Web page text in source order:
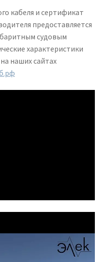
кабеля и сертификат
предоставляется
судовым
характеристики
наших сайтах